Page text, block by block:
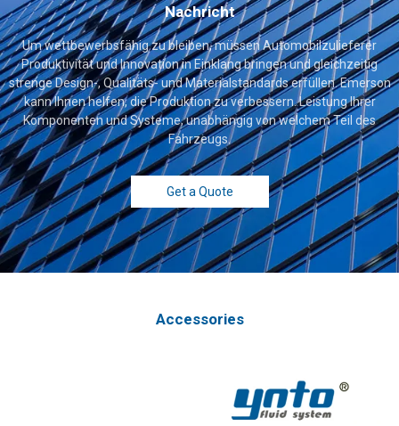
Nachricht
Um wettbewerbsfähig zu bleiben, müssen Automobilzulieferer
Produktivität und Innovation in Einklang bringen und gleichzeitig
strenge Design-, Qualitäts- und Materialstandards erfüllen. Emerson
kann Ihnen helfen, die Produktion zu verbessern. Leistung Ihrer
Komponenten und Systeme, unabhängig von welchem Teil des
Fahrzeugs.
Get a Quote
Accessories